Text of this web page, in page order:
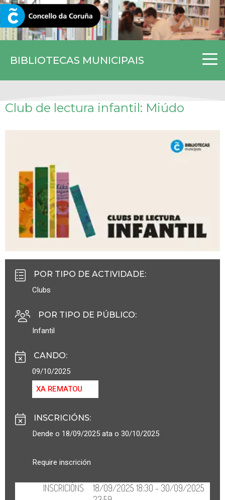
BIBLIOTECAS MUNICIPAIS
CORUNA.GAL
Club de lectura infantil: Miúdo
POR TIPO DE ACTIVIDADE:
Clubs
POR TIPO DE PÚBLICO:
Infantil
CANDO:
09/10/2025
XA REMATOU
INSCRICIÓNS:
Dende o 18/09/2025 ata o 30/10/2025
Require inscrición